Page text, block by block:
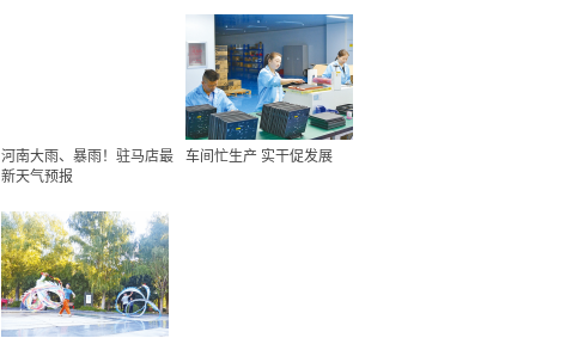
河南大雨、暴雨！驻马店最
新天气预报
车间忙生产 实干促发展